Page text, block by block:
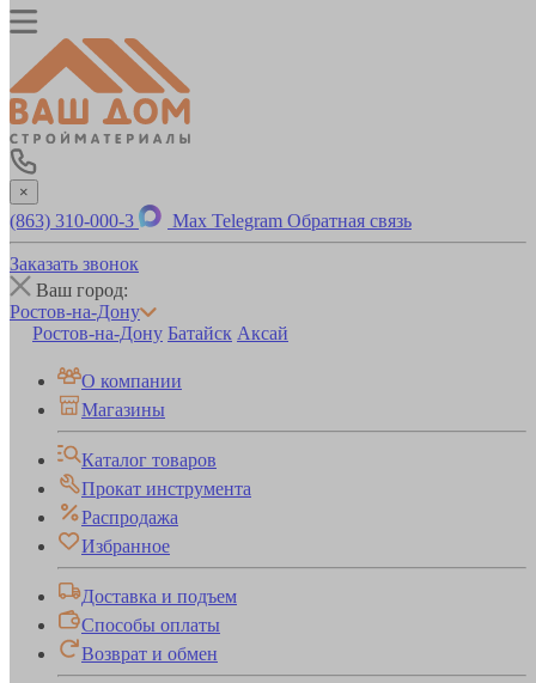
×
(863) 310-000-3 Max Telegram Обратная связь
Заказать звонок
Ваш город:
Ростов-на-Дону
Ростов-на-Дону Батайск Аксай
О компании
Магазины
Каталог товаров
Прокат инструмента
Распродажа
Избранное
Доставка и подъем
Способы оплаты
Возврат и обмен